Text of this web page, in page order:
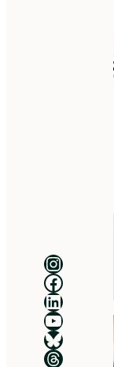
Luonnonsuojeluliitto Instagramissa
Luonnonsuojeluliitto Facebookissa
Luonnonsuojeluliitto LinkedInissä
Luonnonsuojeluliiton YouTube-kanava
Luonnonsuojeluliitto Blueskyssa
Luonnonsuojeluliitto Threadsissa